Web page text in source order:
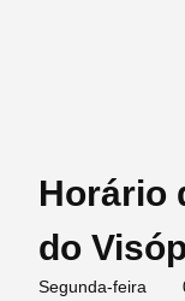
Horário
do
Segunda-feira